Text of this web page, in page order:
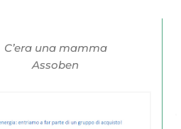
C’era una mamma
Assoben